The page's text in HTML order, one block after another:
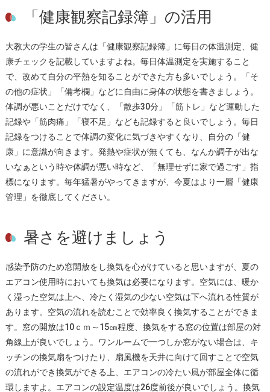
「健康観察記録簿」の活用
大教大の学生の皆さんは「健康観察記録簿」に毎日の体温測定、健
康チェックを記載していますよね。毎日体温測定を実施すること
で、改めて自分の平熱を知ることができた方も多いでしょう。「そ
の他の症状」「備考欄」などに自由に身体の状態を書きましょう。
体調が悪いことだけでなく、「散歩30分」「筋トレ」など運動した
記録や「筋肉痛」「寝不足」なども記録すると良いでしょう。毎日
記録をつけることで体調の変化に気づきやすくなり、自分の「健
康」に意識が向きます。発熱や症状が無くても、なんか調子が出な
いなぁという時や体調が悪い時など、「無理せずに家で過ごす」指
標になります。毎年猛暑がやってきますが、今夏はより一層「健康
管理」を徹底してください。
暑さを避けましょう
感染予防のため窓開放をし換気を心がけていると思いますが、夏の
エアコン使用時においても換気は必要になります。空気には、暖か
く湿った空気は上へ、冷たく湿気の少ない空気は下へ流れる性質が
あります。空気の流れを読むことで効率良く換気することができま
す。窓の開放は10ｃｍ～15㎝程度、換気をする窓の位置は部屋の対
角線上が良いでしょう。ワンルームで一つしか窓がない場合は、キ
ッチンの換気扇をつけたり、扇風機を天井に向けて回すことで空気
の流れができ換気ができる上、エアコンの冷たい風が部屋全体に循
環しますよ。エアコンの設定温度は26度前後が良いでしょう。換気